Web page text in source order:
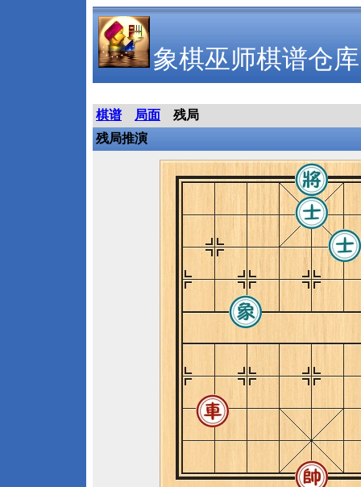
象棋巫师棋谱仓库
棋谱 局面
残局
残局推演